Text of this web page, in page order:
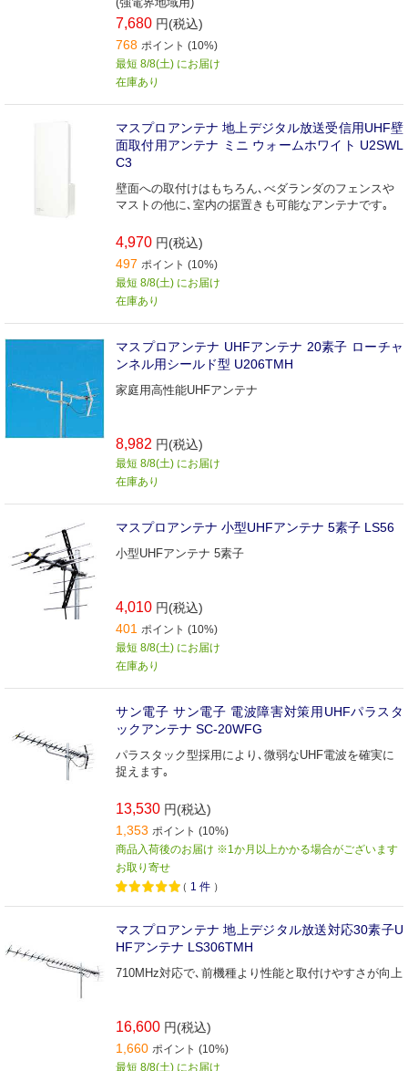
7,680 円(税込)
768 ポイント (10%)
最短 8/8(土) にお届け
在庫あり
マスプロアンテナ 地上デジタル放送受信用UHF壁
面取付用アンテナ ミニ ウォームホワイト U2SWL
C3
壁面への取付けはもちろん､べダランダのフェンスや
マストの他に､室内の据置きも可能なアンテナです｡
4,970 円(税込)
497 ポイント (10%)
最短 8/8(土) にお届け
在庫あり
マスプロアンテナ UHFアンテナ 20素子 ローチャ
ンネル用シールド型 U206TMH
家庭用高性能UHFアンテナ
8,982 円(税込)
最短 8/8(土) にお届け
在庫あり
マスプロアンテナ 小型UHFアンテナ 5素子 LS56
小型UHFアンテナ 5素子
4,010 円(税込)
401 ポイント (10%)
最短 8/8(土) にお届け
在庫あり
サン電子 サン電子 電波障害対策用UHFパラスタ
ックアンテナ SC-20WFG
パラスタック型採用により､微弱なUHF電波を確実に
捉えます｡
13,530 円(税込)
1,353 ポイント (10%)
商品入荷後のお届け ※1か月以上かかる場合がございます
お取り寄せ
（ 1 件 ）
マスプロアンテナ 地上デジタル放送対応30素子U
HFアンテナ LS306TMH
710MHz対応で､前機種より性能と取付けやすさが向上
16,600 円(税込)
1,660 ポイント (10%)
最短 8/8(土) にお届け